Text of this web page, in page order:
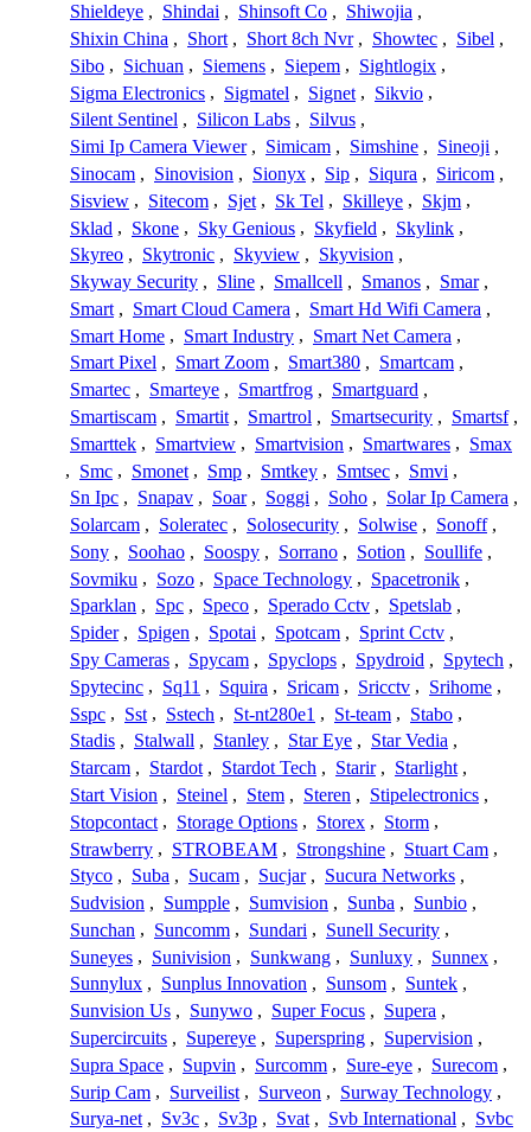
Shieldeye , Shindai , Shinsoft Co , Shiwojia ,
Shixin China , Short , Short 8ch Nvr , Showtec , Sibel ,
Sibo , Sichuan , Siemens , Siepem , Sightlogix ,
Sigma Electronics , Sigmatel , Signet , Sikvio ,
Silent Sentinel , Silicon Labs , Silvus ,
Simi Ip Camera Viewer , Simicam , Simshine , Sineoji ,
Sinocam , Sinovision , Sionyx , Sip , Siqura , Siricom ,
Sisview , Sitecom , Sjet , Sk Tel , Skilleye , Skjm ,
Sklad , Skone , Sky Genious , Skyfield , Skylink ,
Skyreo , Skytronic , Skyview , Skyvision ,
Skyway Security , Sline , Smallcell , Smanos , Smar ,
Smart , Smart Cloud Camera , Smart Hd Wifi Camera ,
Smart Home , Smart Industry , Smart Net Camera ,
Smart Pixel , Smart Zoom , Smart380 , Smartcam ,
Smartec , Smarteye , Smartfrog , Smartguard ,
Smartiscam , Smartit , Smartrol , Smartsecurity , Smartsf ,
Smarttek , Smartview , Smartvision , Smartwares , Smax
, Smc , Smonet , Smp , Smtkey , Smtsec , Smvi ,
Sn Ipc , Snapav , Soar , Soggi , Soho , Solar Ip Camera ,
Solarcam , Soleratec , Solosecurity , Solwise , Sonoff ,
Sony , Soohao , Soospy , Sorrano , Sotion , Soullife ,
Sovmiku , Sozo , Space Technology , Spacetronik ,
Sparklan , Spc , Speco , Sperado Cctv , Spetslab ,
Spider , Spigen , Spotai , Spotcam , Sprint Cctv ,
Spy Cameras , Spycam , Spyclops , Spydroid , Spytech ,
Spytecinc , Sq11 , Squira , Sricam , Sricctv , Srihome ,
Sspc , Sst , Sstech , St-nt280e1 , St-team , Stabo ,
Stadis , Stalwall , Stanley , Star Eye , Star Vedia ,
Starcam , Stardot , Stardot Tech , Starir , Starlight ,
Start Vision , Steinel , Stem , Steren , Stipelectronics ,
Stopcontact , Storage Options , Storex , Storm ,
Strawberry , STROBEAM , Strongshine , Stuart Cam ,
Styco , Suba , Sucam , Sucjar , Sucura Networks ,
Sudvision , Sumpple , Sumvision , Sunba , Sunbio ,
Sunchan , Suncomm , Sundari , Sunell Security ,
Suneyes , Sunivision , Sunkwang , Sunluxy , Sunnex ,
Sunnylux , Sunplus Innovation , Sunsom , Suntek ,
Sunvision Us , Sunywo , Super Focus , Supera ,
Supercircuits , Supereye , Superspring , Supervision ,
Supra Space , Supvin , Surcomm , Sure-eye , Surecom ,
Surip Cam , Surveilist , Surveon , Surway Technology ,
Surya-net , Sv3c , Sv3p , Svat , Svb International , Svbc